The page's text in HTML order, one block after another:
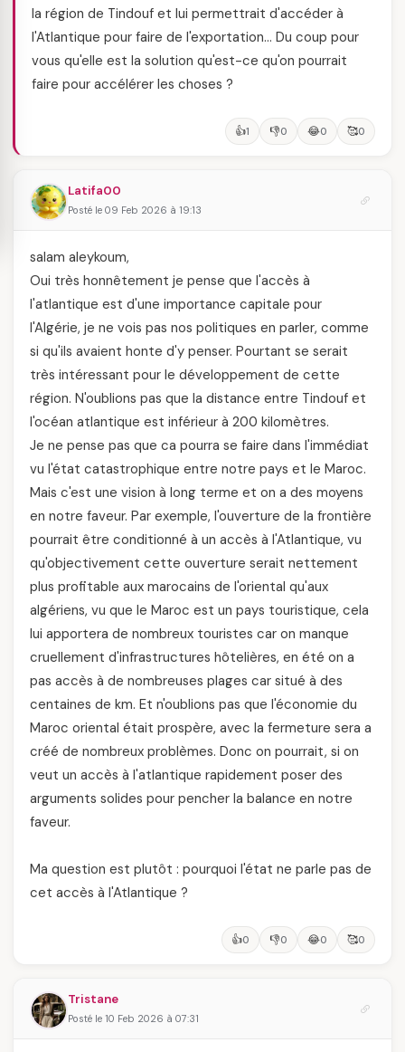
la région de Tindouf et lui permettrait d'accéder à
l'Atlantique pour faire de l'exportation... Du coup pour
vous qu'elle est la solution qu'est-ce qu'on pourrait
faire pour accélérer les choses ?
👍1 👎0 😂0 🥰0
Latifa00
Posté le 09 Feb 2026 à 19:13
salam aleykoum,
Oui très honnêtement je pense que l'accès à
l'atlantique est d'une importance capitale pour
l'Algérie, je ne vois pas nos politiques en parler, comme
si qu'ils avaient honte d'y penser. Pourtant se serait
très intéressant pour le développement de cette
région. N'oublions pas que la distance entre Tindouf et
l'océan atlantique est inférieur à 200 kilomètres.
Je ne pense pas que ca pourra se faire dans l'immédiat
vu l'état catastrophique entre notre pays et le Maroc.
Mais c'est une vision à long terme et on a des moyens
en notre faveur. Par exemple, l'ouverture de la frontière
pourrait être conditionné à un accès à l'Atlantique, vu
qu'objectivement cette ouverture serait nettement
plus profitable aux marocains de l'oriental qu'aux
algériens, vu que le Maroc est un pays touristique, cela
lui apportera de nombreux touristes car on manque
cruellement d'infrastructures hôtelières, en été on a
pas accès à de nombreuses plages car situé à des
centaines de km. Et n'oublions pas que l'économie du
Maroc oriental était prospère, avec la fermeture sera a
créé de nombreux problèmes. Donc on pourrait, si on
veut un accès à l'atlantique rapidement poser des
arguments solides pour pencher la balance en notre
faveur.
Ma question est plutôt : pourquoi l'état ne parle pas de
cet accès à l'Atlantique ?
👍0 👎0 😂0 🥰0
Tristane
Posté le 10 Feb 2026 à 07:31